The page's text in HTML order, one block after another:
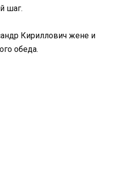
шаг.
Кириллович жене и
обеда.